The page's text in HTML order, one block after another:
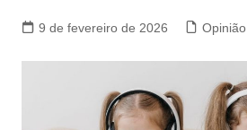
9 de fevereiro de 2026 Opinião